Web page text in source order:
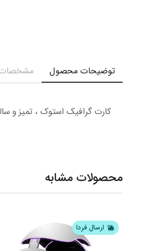
توضیحات محصول
کارت گرافیک استوک ، تمیز و
محصولات مشابه
ارسال فردا